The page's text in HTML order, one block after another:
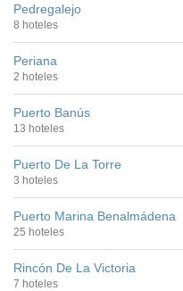
Pedregalejo
8 hoteles
Periana
2 hoteles
Puerto Banús
13 hoteles
Puerto De La Torre
3 hoteles
Puerto Marina Benalmádena
25 hoteles
Rincón De La Victoria
7 hoteles